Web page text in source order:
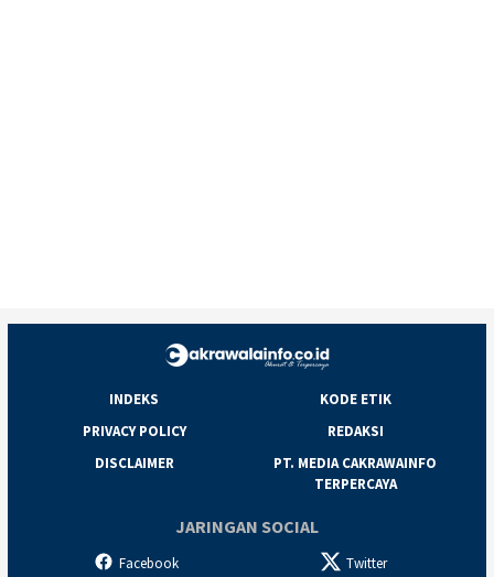
INDEKS
KODE ETIK
PRIVACY POLICY
REDAKSI
DISCLAIMER
PT. MEDIA CAKRAWAINFO
TERPERCAYA
JARINGAN SOCIAL
Facebook Twitter